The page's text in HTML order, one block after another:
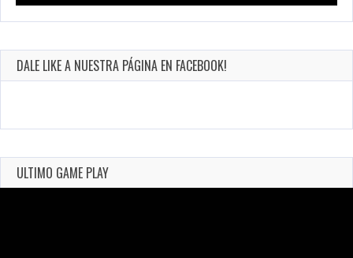
DALE LIKE A NUESTRA PÁGINA EN FACEBOOK!
ULTIMO GAME PLAY